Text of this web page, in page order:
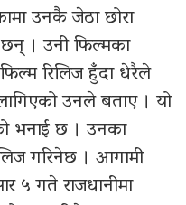
उनकै जेठा छोरा
छन् । उनी फिल्मका
रिलिज हुँदा धेरैले
उनले बताए । यो
भनाई छ । उनका
गरिनेछ । आगामी
५ गते राजधानीमा